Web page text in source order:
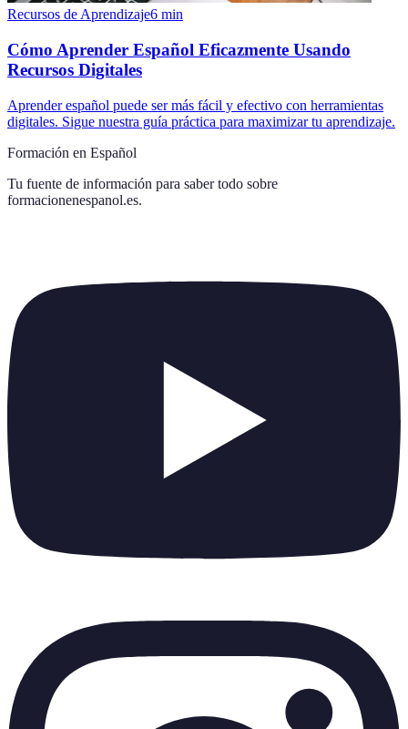
Recursos de Aprendizaje6 min
Cómo Aprender Español Eficazmente Usando
Recursos Digitales
Aprender español puede ser más fácil y efectivo con herramientas
digitales. Sigue nuestra guía práctica para maximizar tu aprendizaje.
Formación en Español
Tu fuente de información para saber todo sobre
formacionenespanol.es.